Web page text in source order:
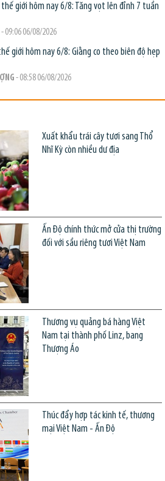
giới hôm nay 6/8: Tăng vọt lên đỉnh 7 tuần
- 09:06 06/08/2026
giới hôm nay 6/8: Giằng co theo biên độ hẹp
- 08:58 06/08/2026
Xuất khẩu trái cây tươi sang Thổ
Nhĩ Kỳ còn nhiều dư địa
Ấn Độ chính thức mở cửa thị trường
đối với sầu riêng tươi Việt Nam
Thương vụ quảng bá hàng Việt
Nam tại thành phố Linz, bang
Thượng Áo
Thúc đẩy hợp tác kinh tế, thương
mại Việt Nam - Ấn Độ